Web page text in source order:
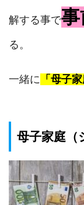
解する事で
る。
一緒に 「母子
母子家庭（